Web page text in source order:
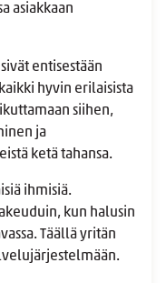
asiakkaan
entisestään
hyvin erilaisista
siihen,
ja
ketä tahansa.
ihmisiä.
kun halusin
Täällä yritän